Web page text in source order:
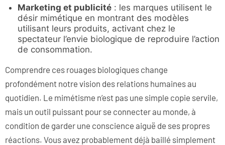
Marketing et publicité : les marques utilisent le
désir mimétique en montrant des modèles
utilisant leurs produits, activant chez le
spectateur l’envie biologique de reproduire l’action
de consommation.
Comprendre ces rouages biologiques change
profondément notre vision des relations humaines au
quotidien. Le mimétisme n’est pas une simple copie servile,
mais un outil puissant pour se connecter au monde, à
condition de garder une conscience aiguë de ses propres
réactions. Vous avez probablement déjà baillé simplement